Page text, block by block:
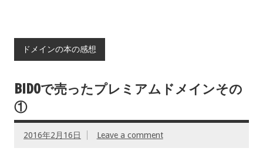
ドメインの本の感想
BIDOで売ったプレミアムドメインその
①
2016年2月16日 Leave a comment